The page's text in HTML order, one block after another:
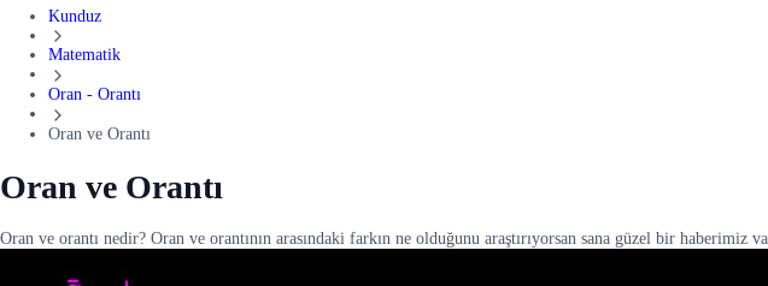
Kunduz
Matematik
Oran - Orantı
Oran ve Orantı
Oran ve Orantı
Oran ve orantı nedir? Oran ve orantının arasındaki farkın ne olduğunu araştırıyorsan sana güzel bir